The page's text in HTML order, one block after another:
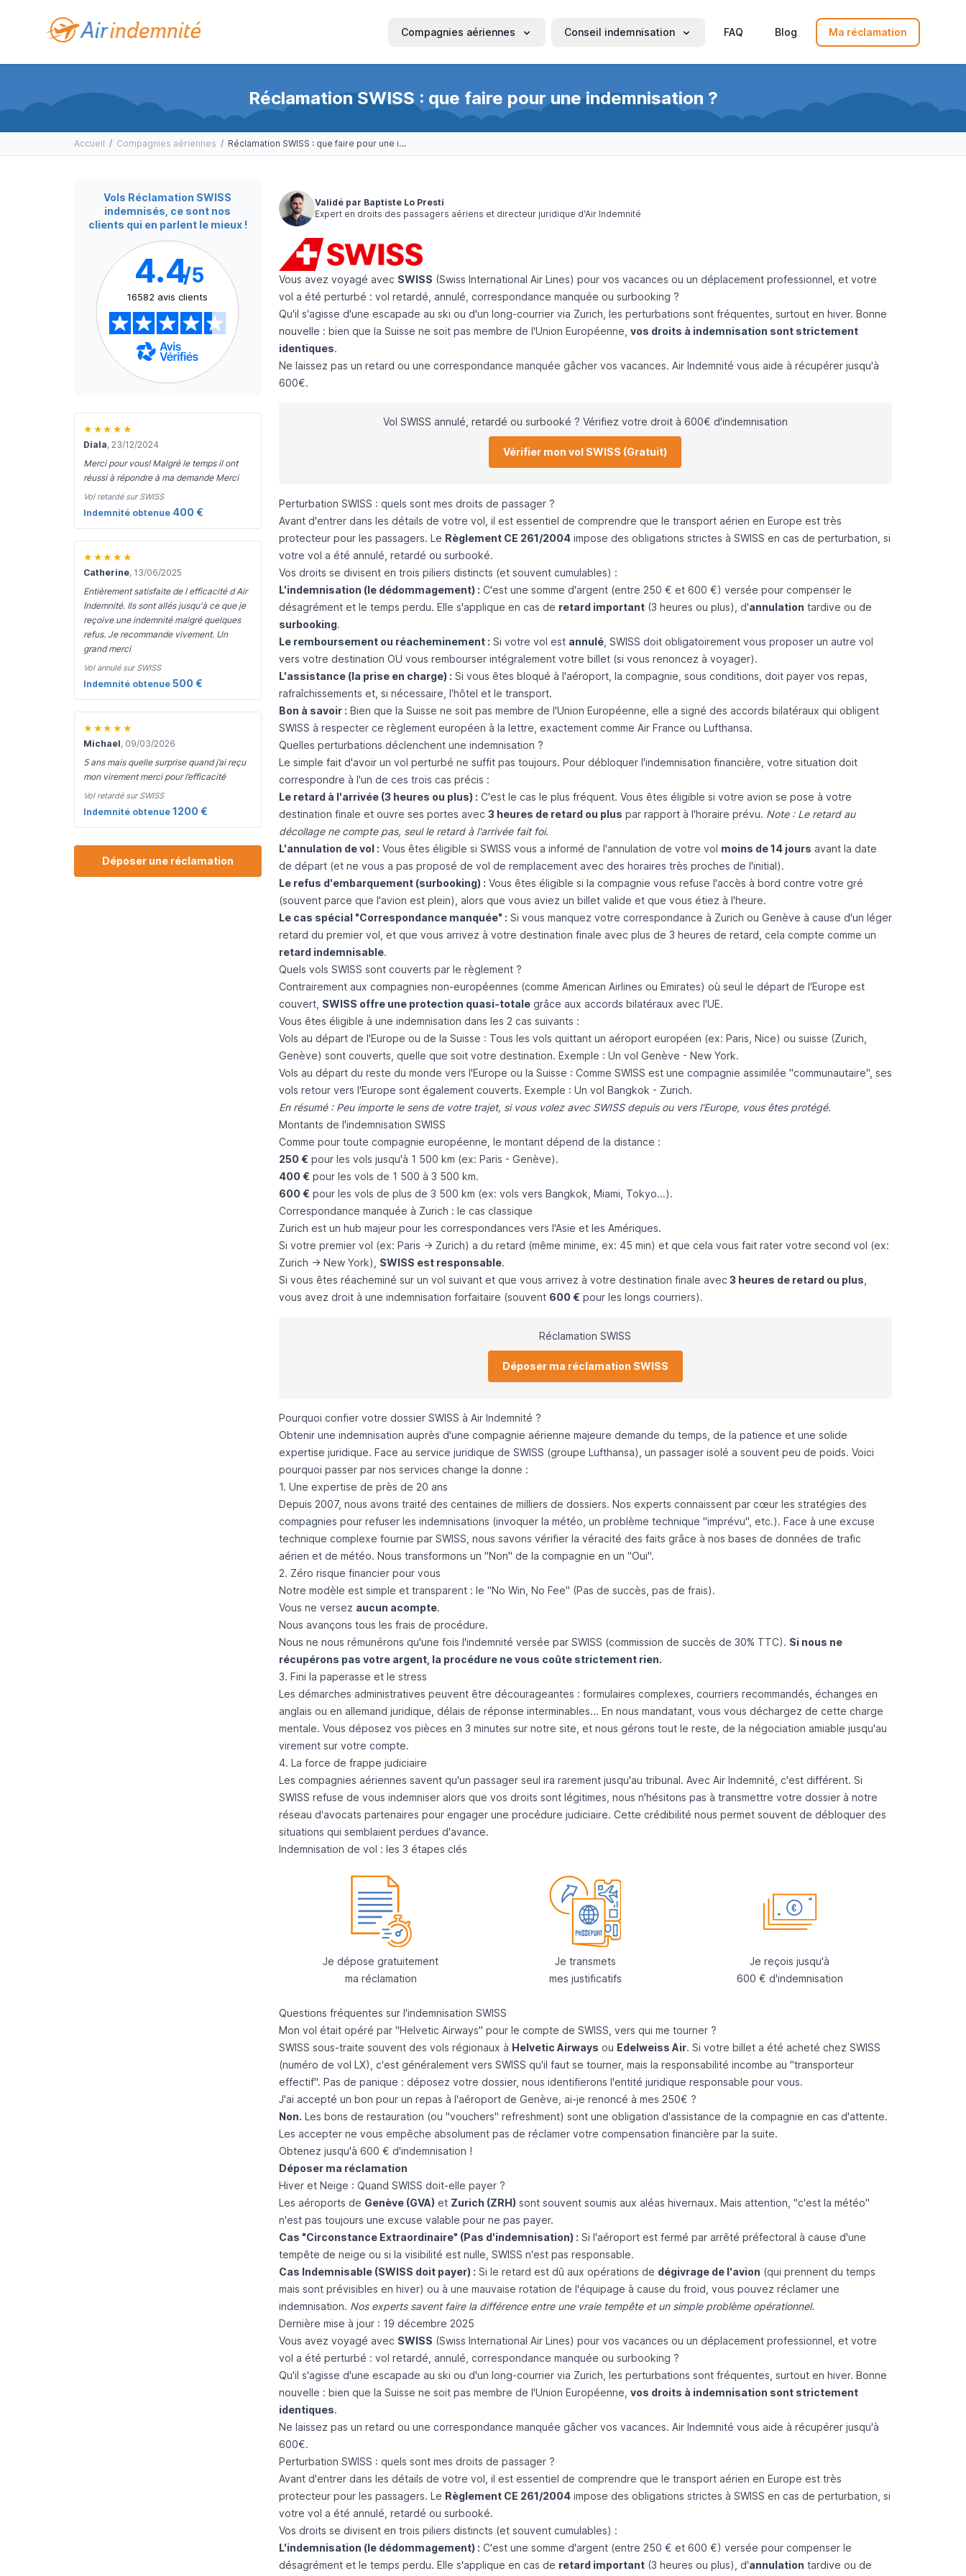
Compagnies aériennes Conseil indemnisation FAQ Blog Ma réclamation
Réclamation SWISS : que faire pour une indemnisation ?
Accueil / Compagnies aériennes / Réclamation SWISS : que faire pour une indemnisation ?
Vols Réclamation SWISS
indemnisés, ce sont nos
clients qui en parlent le mieux !
4.4/5
16582 avis clients
★★★★★
Diala, 23/12/2024
Merci pour vous! Malgré le temps il ont
réussi à répondre à ma demande Merci
Vol retardé sur SWISS
Indemnité obtenue 400 €
★★★★★
Catherine, 13/06/2025
Entièrement satisfaite de l efficacité d Air
Indemnité. Ils sont allés jusqu'à ce que je
reçoive une indemnité malgré quelques
refus. Je recommande vivement. Un
grand merci
Vol annulé sur SWISS
Indemnité obtenue 500 €
★★★★★
Michael, 09/03/2026
5 ans mais quelle surprise quand j’ai reçu
mon virement merci pour l’efficacité
Vol retardé sur SWISS
Indemnité obtenue 1200 €
Déposer une réclamation
Validé par Baptiste Lo Presti
Expert en droits des passagers aériens et directeur juridique d'Air Indemnité
Vous avez voyagé avec SWISS (Swiss International Air Lines) pour vos vacances ou un déplacement professionnel, et votre
vol a été perturbé : vol retardé, annulé, correspondance manquée ou surbooking ?
Qu'il s'agisse d'une escapade au ski ou d'un long-courrier via Zurich, les perturbations sont fréquentes, surtout en hiver. Bonne
nouvelle : bien que la Suisse ne soit pas membre de l'Union Européenne, vos droits à indemnisation sont strictement
identiques.
Ne laissez pas un retard ou une correspondance manquée gâcher vos vacances. Air Indemnité vous aide à récupérer jusqu'à
600€.
Vol SWISS annulé, retardé ou surbooké ? Vérifiez votre droit à 600€ d'indemnisation
Vérifier mon vol SWISS (Gratuit)
Perturbation SWISS : quels sont mes droits de passager ?
Avant d'entrer dans les détails de votre vol, il est essentiel de comprendre que le transport aérien en Europe est très
protecteur pour les passagers. Le Règlement CE 261/2004impose des obligations strictes à SWISS en cas de perturbation, si
votre vol a été annulé, retardé ou surbooké.
Vos droits se divisent en trois piliers distincts (et souvent cumulables) :
L'indemnisation (le dédommagement) : C'est une somme d'argent (entre 250 € et 600 €) versée pour compenser le
désagrément et le temps perdu. Elle s'applique en cas de retard important(3 heures ou plus), d'annulation tardive ou de
surbooking.
Le remboursement ou réacheminement : Si votre vol est annulé, SWISS doit obligatoirement vous proposer un autre vol
vers votre destination OU vous rembourser intégralement votre billet (si vous renoncez à voyager).
L'assistance (la prise en charge) : Si vous êtes bloqué à l'aéroport, la compagnie, sous conditions , doit payer vos repas,
rafraîchissements et, si nécessaire, l'hôtel et le transport.
Bon à savoir : Bien que la Suisse ne soit pas membre de l'Union Européenne, elle a signé des accords bilatéraux qui obligent
SWISS à respecter ce règlement européen à la lettre, exactement comme Air France ou Lufthansa.
Quelles perturbations déclenchent une indemnisation ?
Le simple fait d'avoir un vol perturbé ne suffit pas toujours. Pour débloquer l'indemnisation financière, votre situation doit
correspondre à l'un de ces trois cas précis :
Le retard à l'arrivée (3 heures ou plus) : C'est le cas le plus fréquent. Vous êtes éligible si votre avion se pose à votre
destination finale et ouvre ses portes avec 3 heures de retard ou plus par rapport à l'horaire prévu. Note : Le retard au
décollage ne compte pas, seul le retard à l'arrivée fait foi.
L'annulation de vol : Vous êtes éligible si SWISS vous a informé de l'annulation de votre vol moins de 14 jours avant la date
de départ (et ne vous a pas proposé de vol de remplacement avec des horaires très proches de l'initial).
Le refus d'embarquement (surbooking) : Vous êtes éligible si la compagnie vous refuse l'accès à bord contre votre gré
(souvent parce que l'avion est plein), alors que vous aviez un billet valide et que vous étiez à l'heure.
Le cas spécial "Correspondance manquée" : Si vous manquez votre correspondance à Zurich ou Genève à cause d'un léger
retard du premier vol, et que vous arrivez à votre destination finale avec plus de 3 heures de retard, cela compte comme un
retard indemnisable.
Quels vols SWISS sont couverts par le règlement ?
Contrairement aux compagnies non-européennes (comme American Airlines ou Emirates) où seul le départ de l'Europe est
couvert, SWISS offre une protection quasi-totalegrâce aux accords bilatéraux avec l'UE.
Vous êtes éligible à une indemnisation dans les 2 cas suivants :
Vols au départ de l'Europe ou de la Suisse : Tous les vols quittant un aéroport européen (ex: Paris, Nice) ou suisse (Zurich,
Genève) sont couverts, quelle que soit votre destination. Exemple : Un vol Genève - New York.
Vols au départ du reste du monde vers l'Europe ou la Suisse : Comme SWISS est une compagnie assimilée "communautaire", ses
vols retour vers l'Europe sont également couverts. Exemple : Un vol Bangkok - Zurich.
En résumé : Peu importe le sens de votre trajet, si vous volez avec SWISS depuis ou vers l'Europe, vous êtes protégé.
Montants de l'indemnisation SWISS
Comme pour toute compagnie européenne, le montant dépend de la distance :
250 € pour les vols jusqu'à 1 500 km (ex: Paris - Genève).
400 € pour les vols de 1 500 à 3 500 km.
600 € pour les vols de plus de 3 500 km (ex: vols vers Bangkok, Miami, Tokyo...).
Correspondance manquée à Zurich : le cas classique
Zurich est un hub majeur pour les correspondances vers l'Asie et les Amériques.
Si votre premier vol (ex: Paris -> Zurich) a du retard (même minime, ex: 45 min) et que cela vous fait rater votre second vol (ex:
Zurich -> New York), SWISS est responsable.
Si vous êtes réacheminé sur un vol suivant et que vous arrivez à votre destination finale avec 3 heures de retard ou plus
vous avez droit à une indemnisation forfaitaire (souvent 600 € pour les longs courriers).
Réclamation SWISS
Déposer ma réclamation SWISS
Pourquoi confier votre dossier SWISS à Air Indemnité ?
Obtenir une indemnisation auprès d'une compagnie aérienne majeure demande du temps, de la patience et une solide
expertise juridique. Face au service juridique de SWISS (groupe Lufthansa), un passager isolé a souvent peu de poids. Voici
pourquoi passer par nos services change la donne :
1. Une expertise de près de 20 ans
Depuis 2007, nous avons traité des centaines de milliers de dossiers. Nos experts connaissent par cœur les stratégies des
compagnies pour refuser les indemnisations (invoquer la météo, un problème technique "imprévu", etc.). Face à une excuse
technique complexe fournie par SWISS, nous savons vérifier la véracité des faits grâce à nos bases de données de trafic
aérien et de météo. Nous transformons un "Non" de la compagnie en un "Oui".
2. Zéro risque financier pour vous
Notre modèle est simple et transparent : le "No Win, No Fee" (Pas de succès, pas de frais).
Vous ne versez aucun acompte.
Nous avançons tous les frais de procédure.
Nous ne nous rémunérons qu'une fois l'indemnité versée par SWISS (commission de succès de 30% TTC). Si nous ne
récupérons pas votre argent, la procédure ne vous coûte strictement rien.
3. Fini la paperasse et le stress
Les démarches administratives peuvent être décourageantes : formulaires complexes, courriers recommandés, échanges en
anglais ou en allemand juridique, délais de réponse interminables... En nous mandatant, vous vous déchargez de cette charge
mentale. Vous déposez vos pièces en 3 minutes sur notre site, et nous gérons tout le reste, de la négociation amiable jusqu'au
virement sur votre compte.
4. La force de frappe judiciaire
Les compagnies aériennes savent qu'un passager seul ira rarement jusqu'au tribunal. Avec Air Indemnité, c'est différent. Si
SWISS refuse de vous indemniser alors que vos droits sont légitimes, nous n'hésitons pas à transmettre votre dossier à notre
réseau d'avocats partenaires pour engager une procédure judiciaire. Cette crédibilité nous permet souvent de débloquer des
situations qui semblaient perdues d'avance.
Indemnisation de vol : les 3 étapes clés
Je dépose gratuitement
ma réclamation
Je transmets
mes justificatifs
Je reçois jusqu'à
600 € d'indemnisation
Questions fréquentes sur l'indemnisation SWISS
Mon vol était opéré par "Helvetic Airways" pour le compte de SWISS, vers qui me tourner ?
SWISS sous-traite souvent des vols régionaux à Helvetic Airways ou Edelweiss Air. Si votre billet a été acheté chez SWISS
(numéro de vol LX), c'est généralement vers SWISS qu'il faut se tourner, mais la responsabilité incombe au "transporteur
effectif". Pas de panique : déposez votre dossier, nous identifierons l'entité juridique responsable pour vous.
J'ai accepté un bon pour un repas à l'aéroport de Genève, ai-je renoncé à mes 250€ ?
Non. Les bons de restauration (ou "vouchers" refreshment) sont une obligation d'assistance de la compagnie en cas d'attente.
Les accepter ne vous empêche absolument pas de réclamer votre compensation financière par la suite.
Obtenez jusqu'à 600 € d'indemnisation !
Déposer ma réclamation
Hiver et Neige : Quand SWISS doit-elle payer ?
Les aéroports de Genève (GVA)et Zurich (ZRH)sont souvent soumis aux aléas hivernaux. Mais attention, "c'est la météo"
n'est pas toujours une excuse valable pour ne pas payer.
Cas "Circonstance Extraordinaire" (Pas d'indemnisation) : Si l'aéroport est fermé par arrêté préfectoral à cause d'une
tempête de neige ou si la visibilité est nulle, SWISS n'est pas responsable.
Cas Indemnisable (SWISS doit payer) : Si le retard est dû aux opérations de dégivrage de l'avion (qui prennent du temps
mais sont prévisibles en hiver) ou à une mauvaise rotation de l'équipage à cause du froid, vous pouvez réclamer une
indemnisation. Nos experts savent faire la différence entre une vraie tempête et un simple problème opérationnel.
Dernière mise à jour : 19 décembre 2025
Vous avez voyagé avec SWISS (Swiss International Air Lines) pour vos vacances ou un déplacement professionnel, et votre
vol a été perturbé : vol retardé, annulé, correspondance manquée ou surbooking ?
Qu'il s'agisse d'une escapade au ski ou d'un long-courrier via Zurich, les perturbations sont fréquentes, surtout en hiver. Bonne
nouvelle : bien que la Suisse ne soit pas membre de l'Union Européenne, vos droits à indemnisation sont strictement
identiques.
Ne laissez pas un retard ou une correspondance manquée gâcher vos vacances. Air Indemnité vous aide à récupérer jusqu'à
600€.
Perturbation SWISS : quels sont mes droits de passager ?
Avant d'entrer dans les détails de votre vol, il est essentiel de comprendre que le transport aérien en Europe est très
protecteur pour les passagers. Le Règlement CE 261/2004impose des obligations strictes à SWISS en cas de perturbation, si
votre vol a été annulé, retardé ou surbooké.
Vos droits se divisent en trois piliers distincts (et souvent cumulables) :
L'indemnisation (le dédommagement) : C'est une somme d'argent (entre 250 € et 600 €) versée pour compenser le
désagrément et le temps perdu. Elle s'applique en cas de retard important(3 heures ou plus), d'annulation tardive ou de